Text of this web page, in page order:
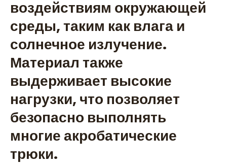
воздействиям окружающей
среды, таким как влага и
солнечное излучение.
Материал также
выдерживает высокие
нагрузки, что позволяет
безопасно выполнять
многие акробатические
трюки.